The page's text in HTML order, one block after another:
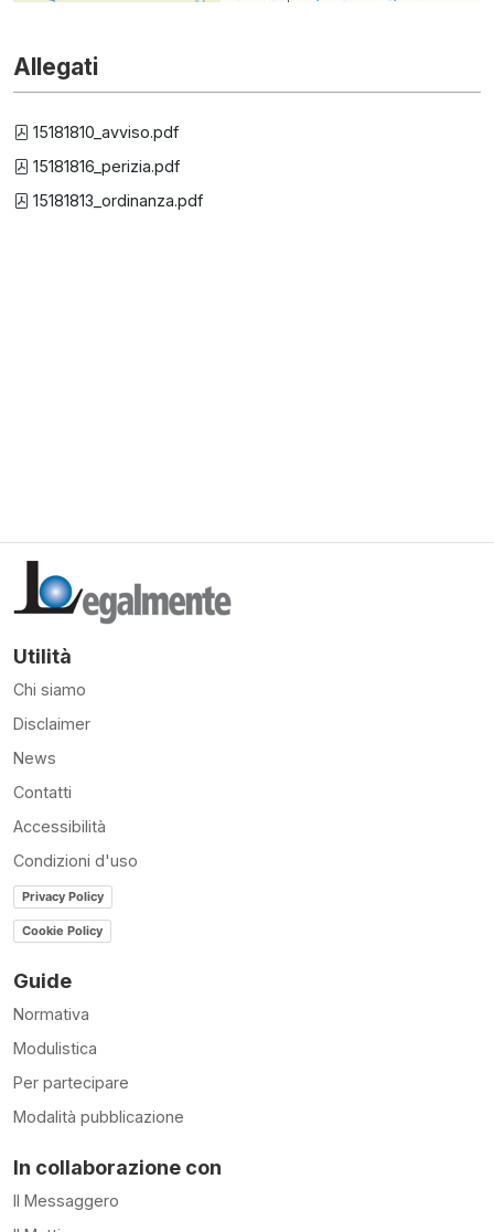
Allegati
15181810_avviso.pdf
15181816_perizia.pdf
15181813_ordinanza.pdf
Utilità
Chi siamo
Disclaimer
News
Contatti
Accessibilità
Condizioni d'uso
Privacy Policy
Cookie Policy
Guide
Normativa
Modulistica
Per partecipare
Modalità pubblicazione
In collaborazione con
Il Messaggero